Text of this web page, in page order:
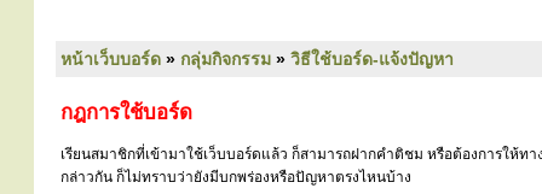
หน้าเว็บบอร์ด » กลุ่มกิจกรรม » วิธีใช้บอร์ด-แจ้งปัญหา
กฎการใช้บอร์ด
เรียนสมาชิกที่เข้ามาใช้เว็บบอร์ดแล้ว ก็สามารถฝากคำติชม หรือต้องการให้ท
กล่าวกัน ก็ไม่ทราบว่ายังมีบกพร่องหรือปัญหาตรงไหนบ้าง